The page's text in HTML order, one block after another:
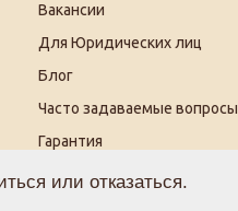
Вакансии
Для Юридических лиц
Блог
Часто задаваемые вопросы
Гарантия
или отказаться.